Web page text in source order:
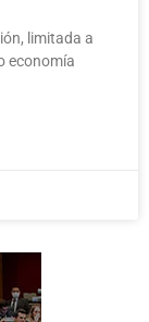
limitada a
economía